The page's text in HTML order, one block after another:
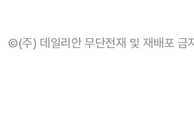
©(주) 데일리안 무단전재 및 재배포 금